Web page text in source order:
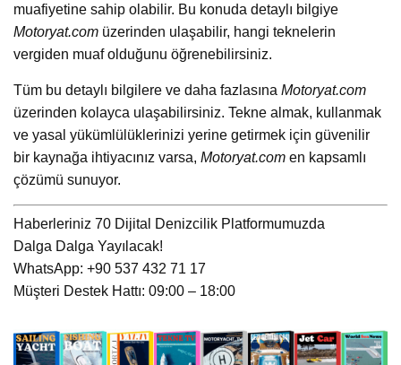
muafiyetine sahip olabilir. Bu konuda detaylı bilgiye
Motoryat.com üzerinden ulaşabilir, hangi teknelerin
vergiden muaf olduğunu öğrenebilirsiniz.
Tüm bu detaylı bilgilere ve daha fazlasına Motoryat.com
üzerinden kolayca ulaşabilirsiniz. Tekne almak, kullanmak
ve yasal yükümlülüklerinizi yerine getirmek için güvenilir
bir kaynağa ihtiyacınız varsa, Motoryat.com en kapsamlı
çözümü sunuyor.
Haberleriniz 70 Dijital Denizcilik Platformumuzda
Dalga Dalga Yayılacak!
WhatsApp: +90 537 432 71 17
Müşteri Destek Hattı: 09:00 – 18:00